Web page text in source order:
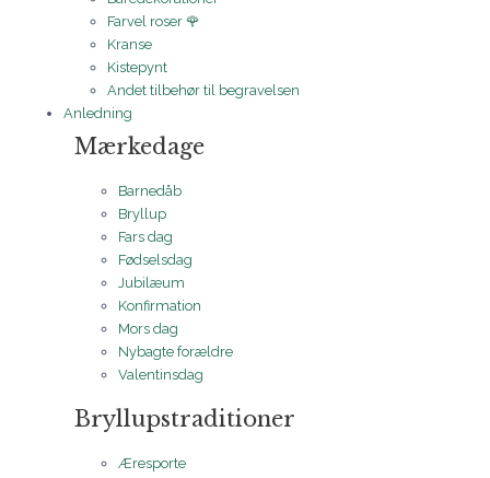
Farvel roser 🌹
Kranse
Kistepynt
Andet tilbehør til begravelsen
Anledning
Mærkedage
Barnedåb
Bryllup
Fars dag
Fødselsdag
Jubilæum
Konfirmation
Mors dag
Nybagte forældre
Valentinsdag
Bryllupstraditioner
Æresporte